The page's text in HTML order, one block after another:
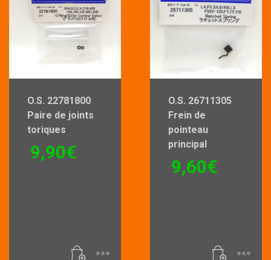
O.S. 22781800
Paire de joints
toriques
9,90€
O.S. 26711305
Frein de
pointeau
principal
9,60€